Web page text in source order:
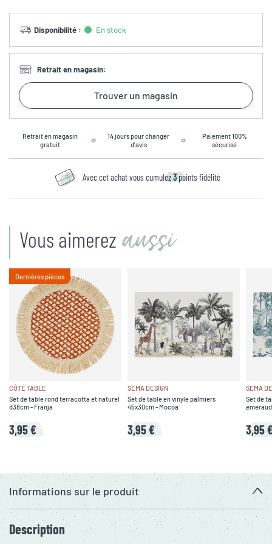
Disponibilité : En stock
Retrait en magasin:
Trouver un magasin
Retrait en magasin
gratuit
14 jours pour changer
d’avis
Paiement 100%
sécurisé
Avec cet achat vous cumulez3 points fidélité
Vous aimerez aussi
Dernières pièces
CÔTÉ TABLE
Set de table rond terracotta et naturel
d38cm - Franja
3,95 €
SEMA DESIGN
Set de table en vinyle palmiers
45x30cm - Mocoa
3,95 €
SEMA
Set de
3,95
Informations sur le produit
Description